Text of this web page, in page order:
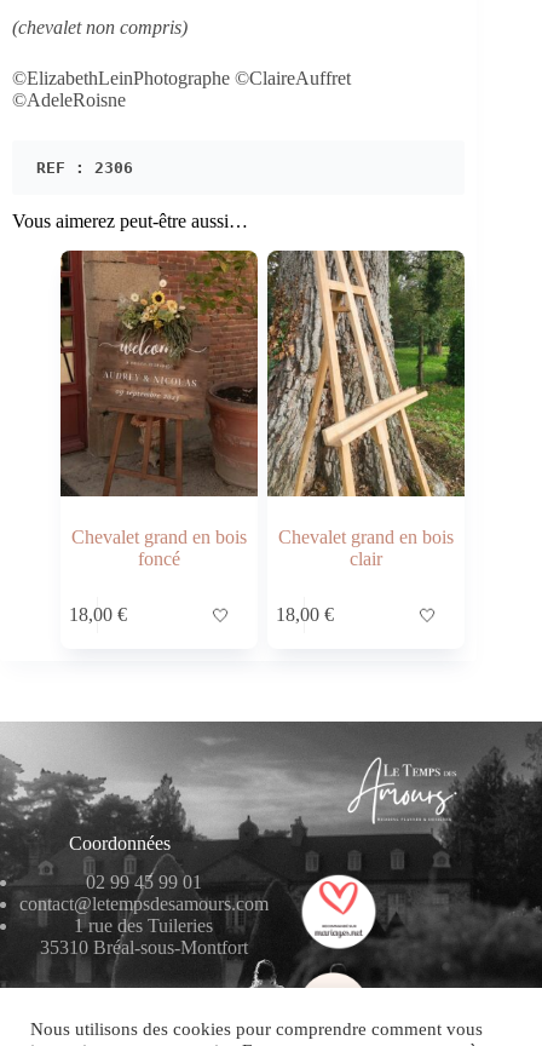
(chevalet non compris)
©ElizabethLeinPhotographe ©ClaireAuffret
©AdeleRoisne
REF : 2306
Vous aimerez peut-être aussi…
Chevalet grand en bois
foncé
18,00 € 🤍
Chevalet grand en bois
clair
18,00 € 🤍
Coordonnées
02 99 45 99 01
contact@letempsdesamours.com
1 rue des Tuileries
35310 Bréal-sous-Montfort
Nous utilisons des cookies pour comprendre comment vous